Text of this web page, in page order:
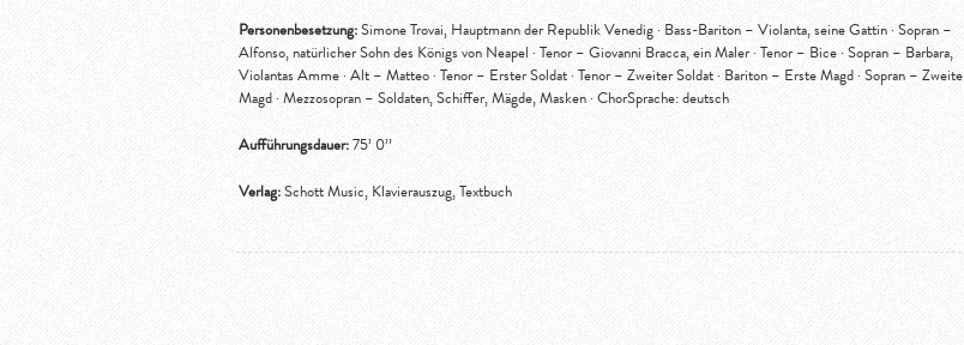
Personenbesetzung:Simone Trovai, Hauptmann der Republik Venedig · Bass-Bariton – Violanta, seine Gattin · Sopran –
Alfonso, natürlicher Sohn des Königs von Neapel · Tenor – Giovanni Bracca, ein Maler · Tenor – Bice · Sopran – Barbara,
Violantas Amme · Alt – Matteo · Tenor – Erster Soldat · Tenor – Zweiter Soldat · Bariton – Erste Magd · Sopran – Zweite
Magd · Mezzosopran – Soldaten, Schiffer, Mägde, Masken · ChorSprache: deutsch
Aufführungsdauer:75’ 0’’
Verlag:Schott Music, Klavierauszug, Textbuch